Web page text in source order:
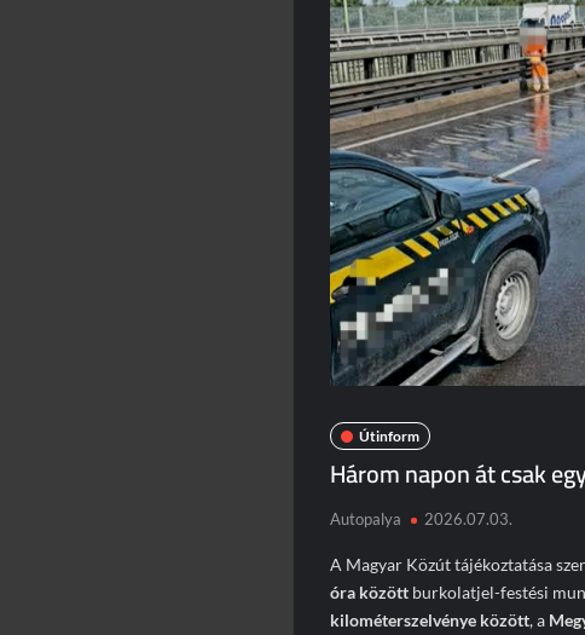
Útinform
Három napon át csak
Autopalya 2026.07.03.
A Magyar Közút tájékoztatása
óra közöttburkolatjel-festési
kilométerszelvénye között, a